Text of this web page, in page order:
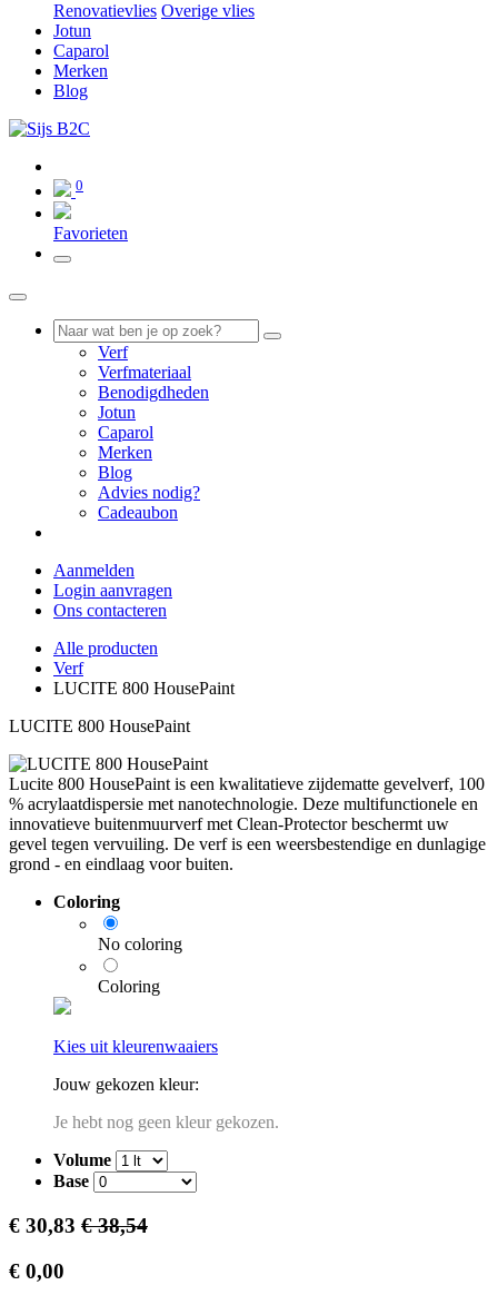
Renovatievlies Overige vlies
Jotun
Caparol
Merken
Blog
0
Favorieten
Verf
Verfmateriaal
Benodigdheden
Jotun
Caparol
Merken
Blog
Advies nodig?
Cadeaubon
Aanmelden
Login aanvragen
Ons contacteren
Alle producten
Verf
LUCITE 800 HousePaint
LUCITE 800 HousePaint
Lucite 800 HousePaint is een kwalitatieve zijdematte gevelverf, 100
% acrylaatdispersie met nanotechnologie. Deze multifunctionele en
innovatieve buitenmuurverf met Clean-Protector beschermt uw
gevel tegen vervuiling. De verf is een weersbestendige en dunlagige
grond - en eindlaag voor buiten.
Coloring
No coloring
Coloring
Kies uit kleurenwaaiers
Jouw gekozen kleur:
Je hebt nog geen kleur gekozen.
Volume
Base
€ 30,83 €38,54
€ 0,00